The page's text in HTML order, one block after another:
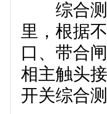
综合测
里，根据
口、带合
相主触头
开关综合